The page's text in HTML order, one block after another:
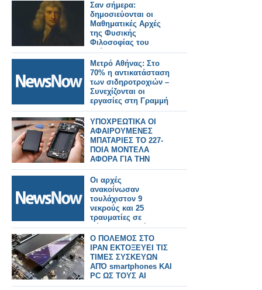
Σαν σήμερα:
δημοσιεύονται οι
Μαθηματικές Αρχές
της Φυσικής
Φιλοσοφίας του
Νεύτωνα
Μετρό Αθήνας: Στο
70% η αντικατάσταση
των σιδηροτροχιών –
Συνεχίζονται οι
εργασίες στη Γραμμή
3.
ΥΠΟΧΡΕΩΤΙΚΑ ΟΙ
ΑΦΑΙΡΟΥΜΕΝΕΣ
ΜΠΑΤΑΡΙΕΣ ΤΟ 227-
ΠΟΙΑ ΜΟΝΤΕΛΑ
ΑΦΟΡΑ ΓΙΑ ΤΗΝ
ΕΛΛΑΔΑ
Οι αρχές
ανακοίνωσαν
τουλάχιστον 9
νεκρούς και 25
τραυματίες σε
σύγκρουση τρένου
και λεωφορείου στη
Ζιμπάμπουε.
Ο ΠΟΛΕΜΟΣ ΣΤΟ
ΙΡΑΝ ΕΚΤΟΞΕΥΕΙ ΤΙΣ
ΤΙΜΕΣ ΣΥΣΚΕΥΩΝ
ΑΠΌ smartphones ΚΑΙ
PC ΩΣ ΤΟΥΣ AI
servers